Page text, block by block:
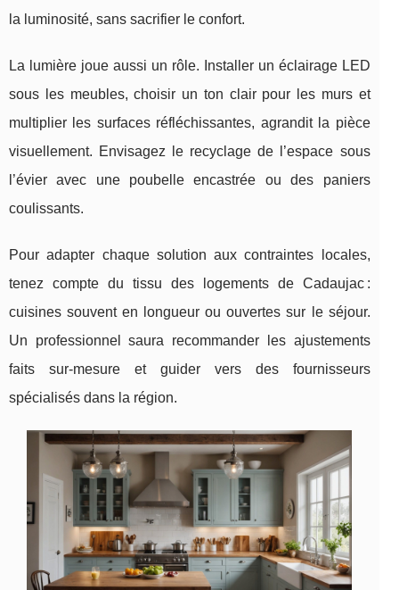
la luminosité, sans sacrifier le confort.
La lumière joue aussi un rôle. Installer un éclairage LED
sous les meubles, choisir un ton clair pour les murs et
multiplier les surfaces réfléchissantes, agrandit la pièce
visuellement. Envisagez le recyclage de l’espace sous
l’évier avec une poubelle encastrée ou des paniers
coulissants.
Pour adapter chaque solution aux contraintes locales,
tenez compte du tissu des logements de Cadaujac :
cuisines souvent en longueur ou ouvertes sur le séjour.
Un professionnel saura recommander les ajustements
faits sur-mesure et guider vers des fournisseurs
spécialisés dans la région.